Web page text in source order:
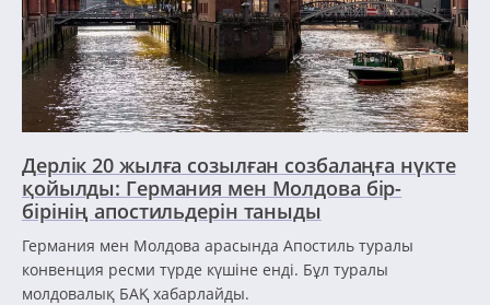
Дерлік 20 жылға созылған созбалаңға нүкте
қойылды: Германия мен Молдова бір-
бірінің апостильдерін таныды
Германия мен Молдова арасында Апостиль туралы
конвенция ресми түрде күшіне енді. Бұл туралы
молдовалық БАҚ хабарлайды.